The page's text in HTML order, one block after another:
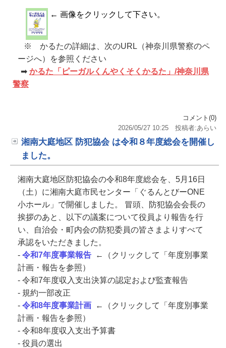
← 画像をクリックして下さい。
※ かるたの詳細は、次のURL（神奈川県警察のペ
ージへ）を参照ください
➡ かるた「ピーガルくんやくそくかるた」/神奈川県
警察
コメント(0)
2026/05/27 10:25投稿者:あらい
湘南大庭地区 防犯協会 は令和８年度総会を開催し
ました。
湘南大庭地区防犯協会の令和8年度総会を、5月16日
（土）に湘南大庭市民センター「ぐるんとびーONE
小ホール」で開催しました。 冒頭、防犯協会会長の
挨拶のあと、以下の議案について役員より報告を行
い、自治会・町内会の防犯委員の皆さまよりすべて
承認をいただきました。
- 令和7年度事業報告 ←
（クリックして「年度別事業
計画・報告を参照）
- 令和7年度収入支出決算の認定および監査報告
- 規約一部改正
- 令和8年度事業計画
←（クリックして「年度別事業
計画・報告を参照）
- 令和8年度収入支出予算書
- 役員の選出